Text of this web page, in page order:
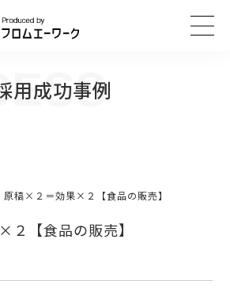
用成功事例
原稿×２＝効果×２【食品の販売】
【食品の販売】